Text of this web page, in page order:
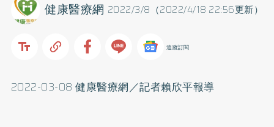
2022/3/8（2022/4/18 22:56更新）
健康醫療網
追蹤訂閱
2022-03-08 健康醫療網／記者賴欣平報導